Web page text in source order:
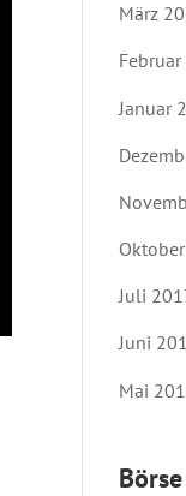
März
Januar
Juli
Juni
Mai
Börse